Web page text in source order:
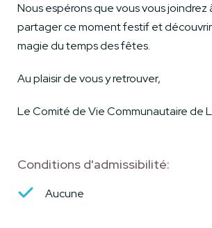
Nous espérons que vous vous joindrez
partager ce moment festif et
magie du temps des fêtes.
Au plaisir de vous y retrouver,
Le Comité de Vie Communautaire de
Conditions d'admissibilité:
Aucune